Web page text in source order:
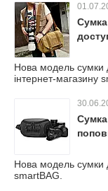
Нова модель сумки
інтернет-магазину
Нова модель сумки
smartBAG.